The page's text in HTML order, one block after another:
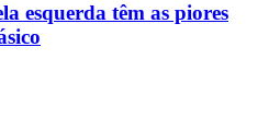
esquerda têm as piores